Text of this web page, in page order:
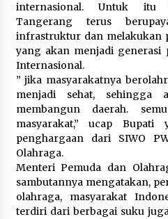
Dinas
Tak Ada
8 Agustus
Kebakaran
Abdul Muis
Publik
8 Agustus
internasional. Untuk itu
Tangerang terus
infrastruktur dan melakukan
yang akan menjadi generasi
Internasional.
” jika masyarakatnya
menjadi sehat, sehingga
membangun daerah.
masyarakat,” ucap
penghargaan dari SIWO
Olahraga.
Menteri Pemuda dan
sambutannya mengatakan,
olahraga, masyarakat
terdiri dari berbagai suku